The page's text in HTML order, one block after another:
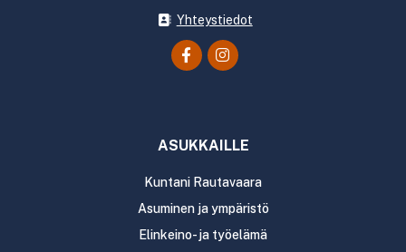
Yhteystiedot
ASUKKAILLE
Kuntani Rautavaara
Asuminen ja ympäristö
Elinkeino- ja työelämä